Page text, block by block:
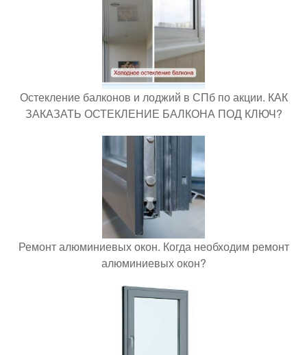
Остекление балконов и лоджий в СПб по акции. КАК
ЗАКАЗАТЬ ОСТЕКЛЕНИЕ БАЛКОНА ПОД КЛЮЧ?
Ремонт алюминиевых окон. Когда необходим ремонт
алюминиевых окон?